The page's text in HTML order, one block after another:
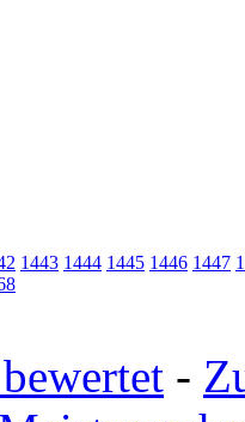
1443 1444 1445 1446 1447
-